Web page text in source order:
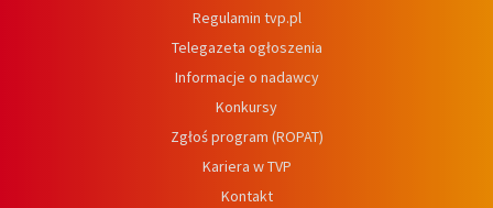
Regulamin tvp.pl
Telegazeta ogłoszenia
Informacje o nadawcy
Konkursy
Zgłoś program (ROPAT)
Kariera w TVP
Kontakt